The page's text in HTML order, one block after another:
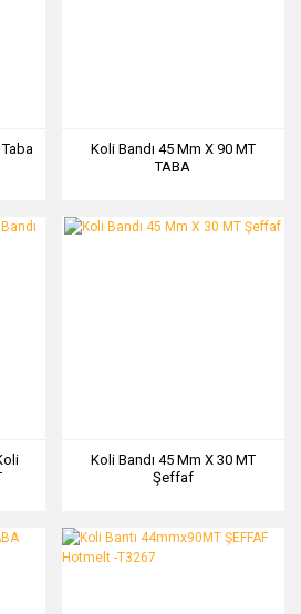
Koli Bandı 45 Mm X 90 MT
TABA
Koli Bandı 45 Mm X 30 MT
Şeffaf